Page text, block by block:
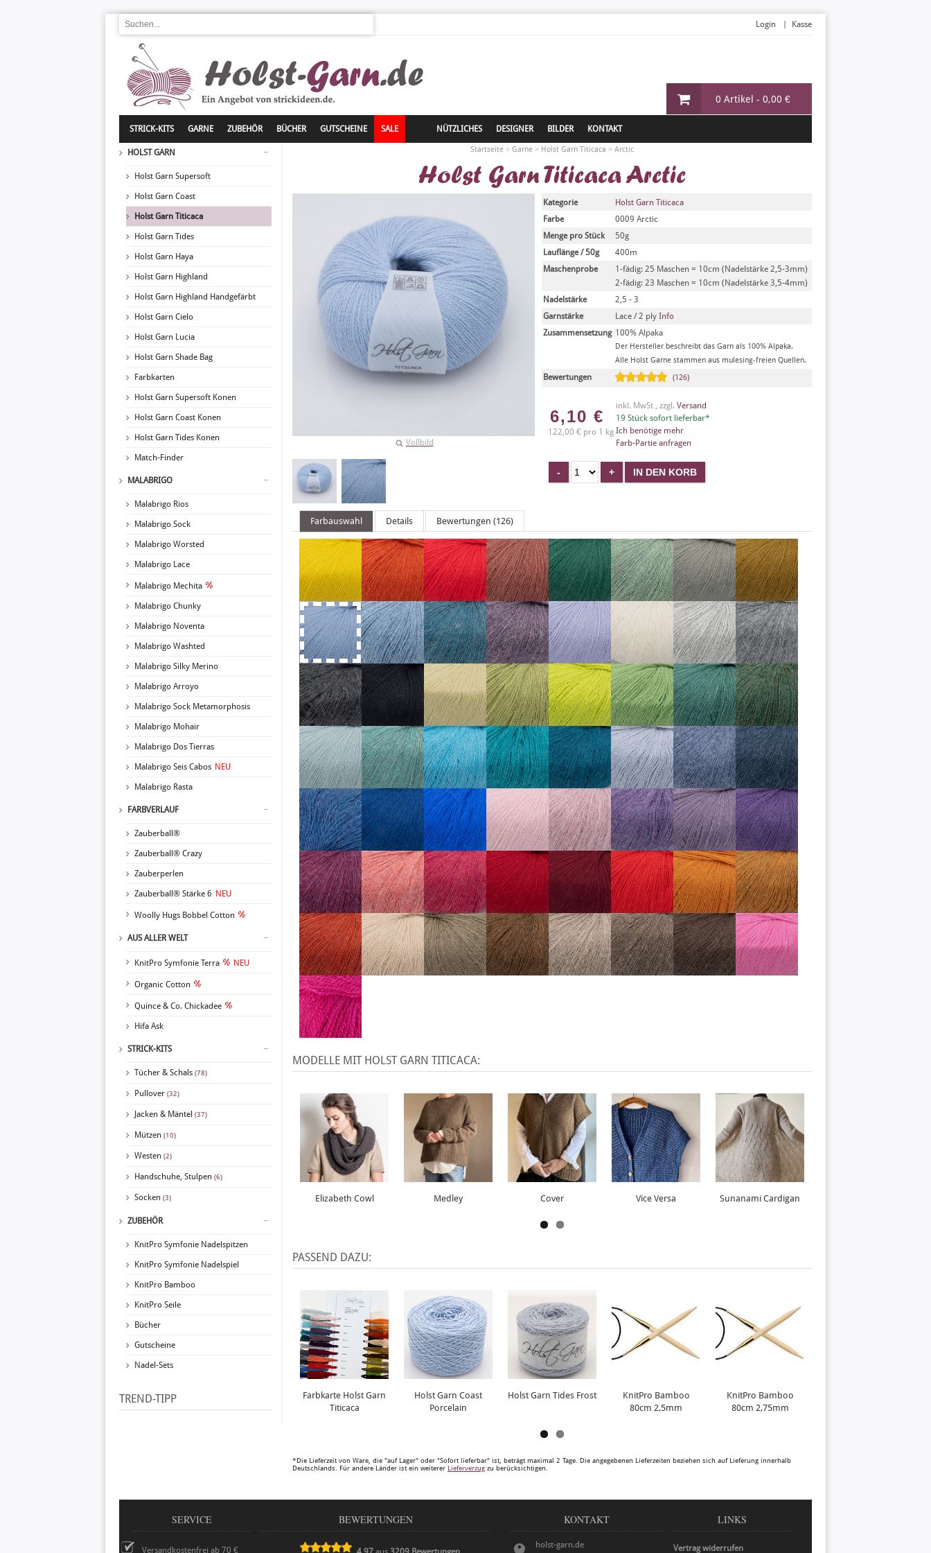
0 Artikel - 0,00 €
Login Kasse
STRICK-KITS GARNE ZUBEHÖR BÜCHER GUTSCHEINE SALE NÜTZLICHES DESIGNER BILDER KONTAKT
HOLST GARN
Holst Garn Supersoft
Holst Garn Coast
Holst Garn Titicaca
Holst Garn Tides
Holst Garn Haya
Holst Garn Highland
Holst Garn Highland Handgefärbt
Holst Garn Cielo
Holst Garn Lucia
Holst Garn Shade Bag
Farbkarten
Holst Garn Supersoft Konen
Holst Garn Coast Konen
Holst Garn Tides Konen
Match-Finder
MALABRIGO
Malabrigo Rios
Malabrigo Sock
Malabrigo Worsted
Malabrigo Lace
Malabrigo Mechita
Malabrigo Chunky
Malabrigo Noventa
Malabrigo Washted
Malabrigo Silky Merino
Malabrigo Arroyo
Malabrigo Sock Metamorphosis
Malabrigo Mohair
Malabrigo Dos Tierras
Malabrigo Seis Cabos NEU
Malabrigo Rasta
FARBVERLAUF
Zauberball®
Zauberball® Crazy
Zauberperlen
Zauberball® Stärke 6 NEU
Woolly Hugs Bobbel Cotton
AUS ALLER WELT
KnitPro Symfonie Terra NEU
Organic Cotton
Quince & Co. Chickadee
Hifa Ask
STRICK-KITS
Tücher & Schals (78)
Pullover (32)
Jacken & Mäntel (37)
Mützen (10)
Westen (2)
Handschuhe, Stulpen (6)
Socken (3)
ZUBEHÖR
KnitPro Symfonie Nadelspitzen
KnitPro Symfonie Nadelspiel
KnitPro Bamboo
KnitPro Seile
Bücher
Gutscheine
Nadel-Sets
TREND-TIPP
Startseite » Garne » Holst Garn Titicaca » Arctic
Holst Garn Titicaca Arctic
Vollbild
Kategorie
Holst Garn Titicaca
Farbe
0009 Arctic
Menge pro Stück
50g
Lauflänge / 50g
400m
Maschenprobe
1-fädig: 25 Maschen = 10cm (Nadelstärke 2,5-3mm)
2-fädig: 23 Maschen = 10cm (Nadelstärke 3,5-4mm)
Nadelstärke
2,5 - 3
Garnstärke
Lace / 2 ply Info
Zusammensetzung 100% Alpaka
Der Hersteller beschreibt das Garn als 100% Alpaka.
Alle Holst Garne stammen aus mulesing-freien Quellen.
Bewertungen (126)
6,10 €
122,00 € pro 1 kg
inkl. MwSt , zzgl. Versand
19 Stück sofort lieferbar*
Ich benötige mehr
Farb-Partie anfragen
Farbauswahl Details Bewertungen (126)
MODELLE MIT HOLST GARN TITICACA:
Elizabeth Cowl Medley Cover Vice Versa Sunanami Cardigan
PASSEND DAZU:
Farbkarte Holst Garn
Titicaca
Holst Garn Coast
Porcelain
Holst Garn Tides Frost
KnitPro Bamboo
80cm 2,5mm
KnitPro Bamboo
80cm 2,75mm
*Die Lieferzeit von Ware, die "auf Lager" oder "Sofort lieferbar" ist, beträgt maximal 2 Tage. Die angegebenen Lieferzeiten beziehen sich auf Lieferung innerhalb
Deutschlands. Für andere Länder ist ein weiterer Lieferverzug zu berücksichtigen.
SERVICE
Versandkostenfrei ab 70 €
BEWERTUNGEN KONTAKT
holst-garn.de
LINKS
Vertrag widerrufen